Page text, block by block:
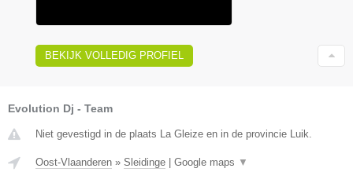
BEKIJK VOLLEDIG PROFIEL
Evolution Dj - Team
Niet gevestigd in de plaats La Gleize en in de provincie Luik.
Oost-Vlaanderen » Sleidinge Google maps ▼